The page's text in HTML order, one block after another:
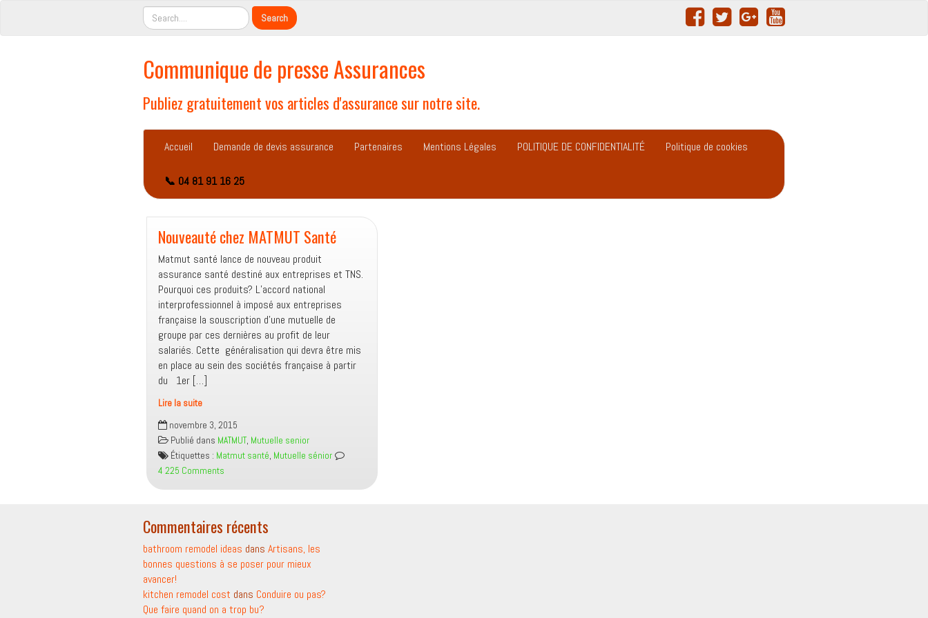
Communique de presse Assurances
Publiez gratuitement vos articles d'assurance sur notre site.
Accueil Demande de devis assurance Partenaires Mentions Légales POLITIQUE DE CONFIDENTIALITÉ Politique de cookies
📞 04 81 91 16 25
Nouveauté chez MATMUT Santé
Matmut santé lance de nouveau produit
assurance santé destiné aux entreprises et TNS.
Pourquoi ces produits? L’accord national
interprofessionnel à imposé aux entreprises
française la souscription d’une mutuelle de
groupe par ces dernières au profit de leur
salariés. Cette généralisation qui devra être mis
en place au sein des sociétés française à partir
du 1er […]
Lire la suite
Nouveauté
chez
MATMUT
Santé
novembre 3, 2015
Publié dans MATMUT, Mutuelle senior
Étiquettes : Matmut santé, Mutuelle sénior
4 225 Comments
Commentaires récents
bathroom remodel ideas dans Artisans, les
bonnes questions à se poser pour mieux
avancer!
kitchen remodel cost dans Conduire ou pas?
Que faire quand on a trop bu?